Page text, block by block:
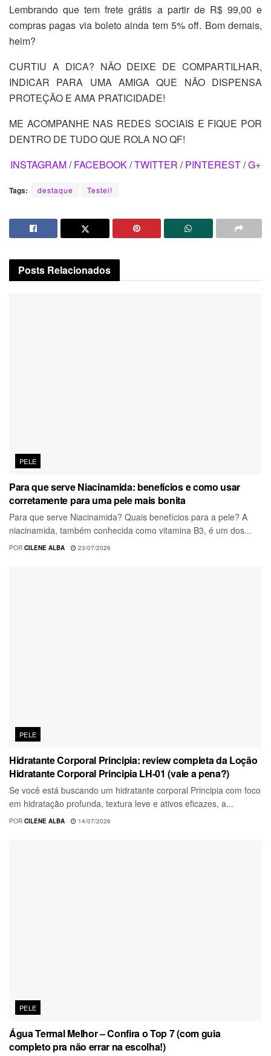
Lembrando que tem frete grátis a partir de R$ 99,00 e
compras pagas via boleto ainda tem 5% off. Bom demais,
heim?
CURTIU A DICA? NÃO DEIXE DE COMPARTILHAR,
INDICAR PARA UMA AMIGA QUE NÃO DISPENSA
PROTEÇÃO E AMA PRATICIDADE!
ME ACOMPANHE NAS REDES SOCIAIS E FIQUE POR
DENTRO DE TUDO QUE ROLA NO QF!
INSTAGRAM/FACEBOOK/TWITTER /PINTEREST/G+
Tags: destaque Testei!
Posts Relacionados
PELE
Para que serve Niacinamida: benefícios e como usar
corretamente para uma pele mais bonita
Para que serve Niacinamida? Quais benefícios para a pele? A
niacinamida, também conhecida como vitamina B3, é um dos...
POR CILENE ALBA 23/07/2026
PELE
Hidratante Corporal Principia: review completa da Loção
Hidratante Corporal Principia LH-01 (vale a pena?)
Se você está buscando um hidratante corporal Principia com foco
em hidratação profunda, textura leve e ativos eficazes, a...
POR CILENE ALBA 14/07/2026
PELE
Água Termal Melhor – Confira o Top 7 (com guia
completo pra não errar na escolha!)